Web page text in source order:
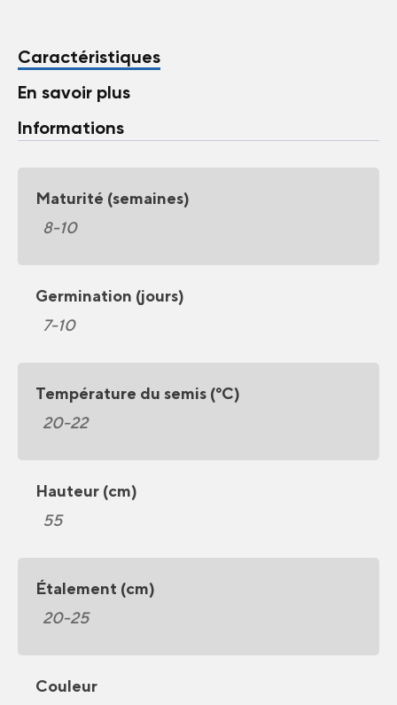
Caractéristiques
En savoir plus
Informations
Maturité (semaines)
8-10
Germination (jours)
7-10
Température du semis (°C)
20-22
Hauteur (cm)
55
Étalement (cm)
20-25
Couleur